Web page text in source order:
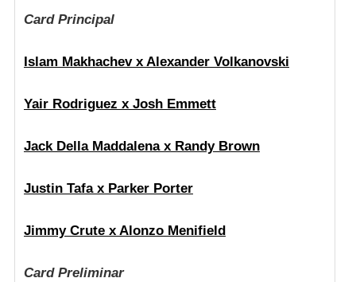
Card Principal
Islam Makhachev x Alexander Volkanovski
Yair Rodriguez x Josh Emmett
Jack Della Maddalena x Randy Brown
Justin Tafa x Parker Porter
Jimmy Crute x Alonzo Menifield
Card Preliminar